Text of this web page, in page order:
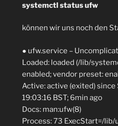
systemctl status ufw
können wir uns noch den
● ufw.service –
Loaded: loaded (/lib/
enabled; vendor preset:
Active: active (exited)
19:03:16 BST; 6min ago
Docs: man:ufw(8)
Process: 73 ExecStart=/